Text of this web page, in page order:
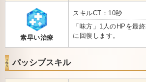
素早い治療
スキルCT：10秒
「味方」1人のHPを最
に回復します。
パッシブスキル